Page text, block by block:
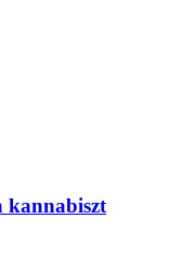
kannabiszt